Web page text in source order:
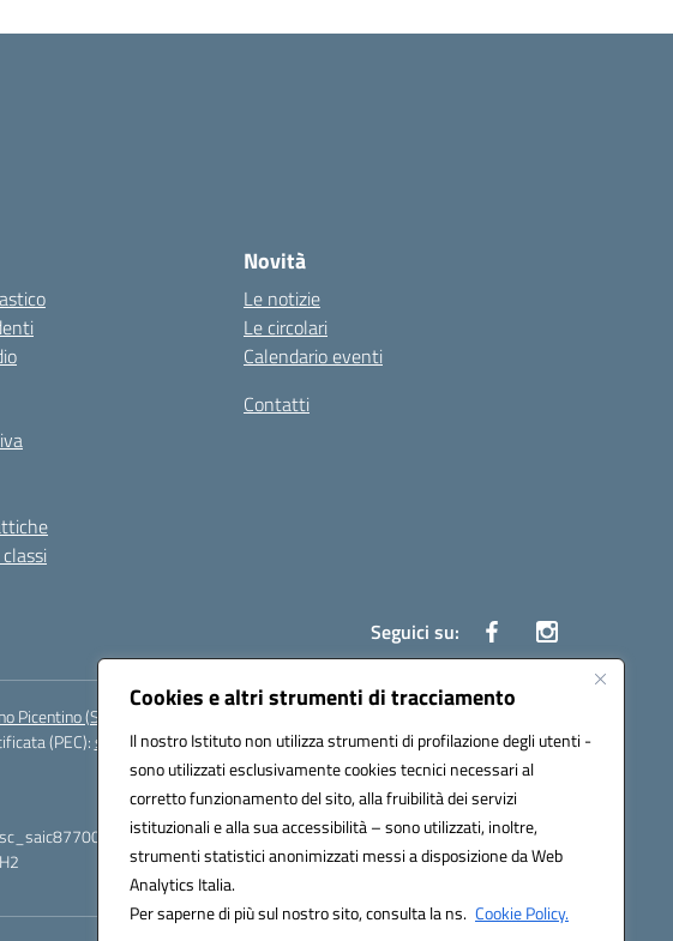
Cookies e altri strumenti di tracciamento
Il nostro Istituto non utilizza strumenti di profilazione degli utenti -
sono utilizzati esclusivamente cookies tecnici necessari al
corretto funzionamento del sito, alla fruibilità dei servizi
istituzionali e alla sua accessibilità – sono utilizzati, inoltre,
strumenti statistici anonimizzati messi a disposizione da Web
Analytics Italia.
Per saperne di più sul nostro sito, consulta la ns. Cookie Policy.
Novità
Le notizie
Le circolari
Calendario eventi
Contatti
Seguici su:
(Sa)
(PEC):saic87700c@pec.istruzione.it